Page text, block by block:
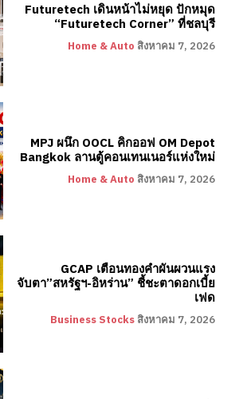
Futuretech เดินหน้าไม่หยุด ปักหมุด
“Futuretech Corner” ที่ชลบุรี
Home & Auto สิงหาคม 7, 2026
MPJ ผนึก OOCL คิกออฟ OM Depot
Bangkok ลานตู้คอนเทนเนอร์แห่งใหม่
Home & Auto สิงหาคม 7, 2026
GCAP เตือนทองคำผันผวนแรง
จับตา”สหรัฐฯ-อิหร่าน” ชี้ชะตาดอกเบี้ย
เฟด
Business Stocks สิงหาคม 7, 2026